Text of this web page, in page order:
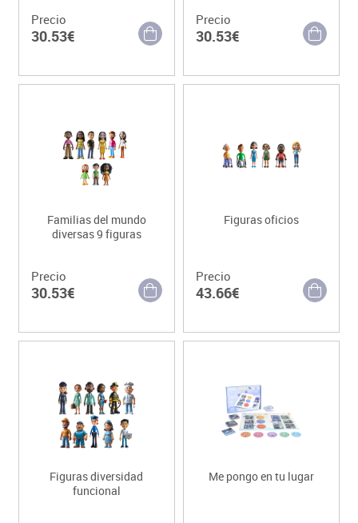
Precio
30.53€
Precio
30.53€
Familias del mundo
diversas 9 figuras
Precio
30.53€
Figuras oficios
Precio
43.66€
Figuras diversidad
funcional
Me pongo en tu lugar